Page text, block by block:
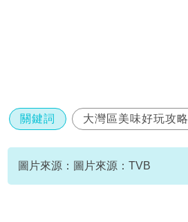
關鍵詞 大灣區美味好玩攻略
郭柏妍
圖片來源：圖片來源：TVB